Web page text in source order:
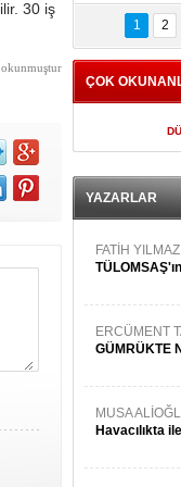
30 iş
yönleriyle
Adaları
1 2
ÇOK
YAZARLAR
FATİH YILMAZ
ERCÜMENT
GÜMRÜKTE
MUSA
Havacılıkta